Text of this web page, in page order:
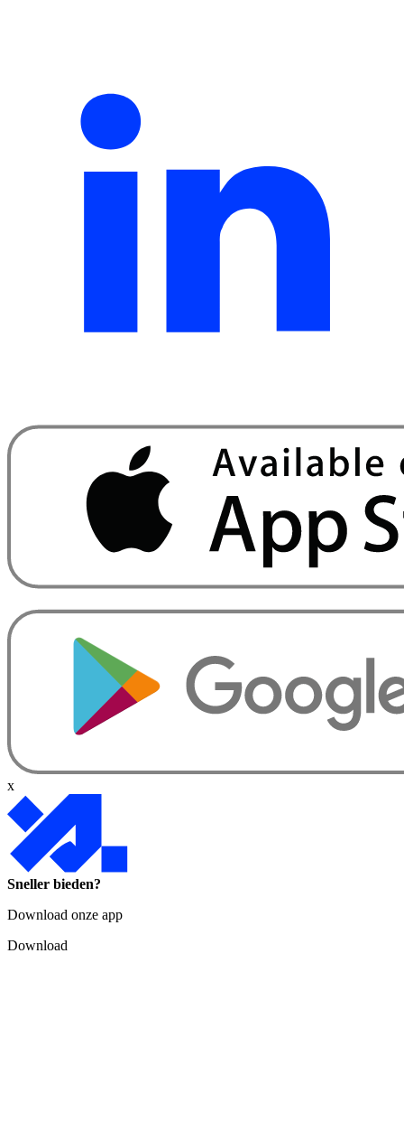
x
Sneller bieden?
Download onze app
Download